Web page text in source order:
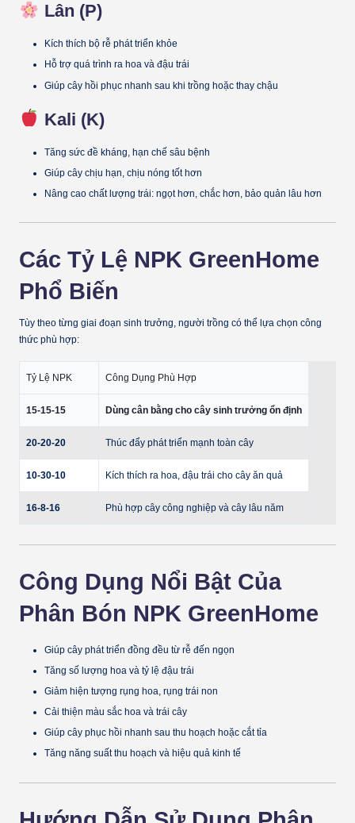
Lân (P)
Kích thích bộ rễ phát triển khỏe
Hỗ trợ quá trình ra hoa và đậu trái
Giúp cây hồi phục nhanh sau khi trồng hoặc thay chậu
Kali (K)
Tăng sức đề kháng, hạn chế sâu bệnh
Giúp cây chịu hạn, chịu nóng tốt hơn
Nâng cao chất lượng trái: ngọt hơn, chắc hơn, bảo quản lâu hơn
Các Tỷ Lệ NPK GreenHome
Phổ Biến
Tùy theo từng giai đoạn sinh trưởng, người trồng có thể lựa chọn công
thức phù hợp:
Tỷ Lệ NPK Công Dụng Phù Hợp
15-15-15 Dùng cân bằng cho cây sinh trưởng ổn định
20-20-20 Thúc đẩy phát triển mạnh toàn cây
10-30-10 Kích thích ra hoa, đậu trái cho cây ăn quả
16-8-16 Phù hợp cây công nghiệp và cây lâu năm
Công Dụng Nổi Bật Của
Phân Bón NPK GreenHome
Giúp cây phát triển đồng đều từ rễ đến ngọn
Tăng số lượng hoa và tỷ lệ đậu trái
Giảm hiện tượng rụng hoa, rụng trái non
Cải thiện màu sắc hoa và trái cây
Giúp cây phục hồi nhanh sau thu hoạch hoặc cắt tỉa
Tăng năng suất thu hoạch và hiệu quả kinh tế